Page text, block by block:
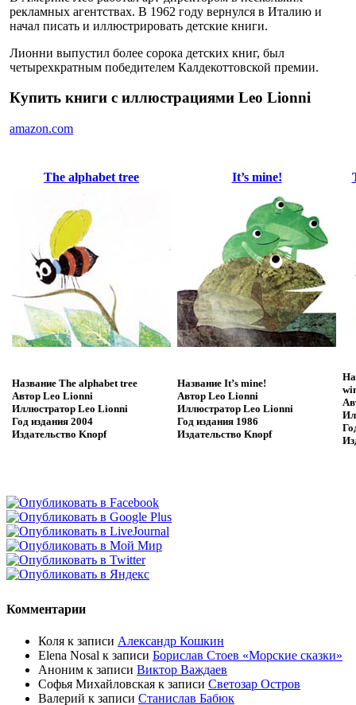
рекламных агентствах. В 1962 году вернулся в Италию и
начал писать и иллюстрировать детские книги.
Лионни выпустил более сорока детских книг, был
четырехкратным победителем Калдекоттовской премии.
Купить книги с иллюстрациями Leo Lionni
amazon.com
The alphabet tree It’s mine!
Название The alphabet tree
Автор Leo Lionni
Иллюстратор Leo Lionni
Год издания 2004
Издательство Knopf
Название It’s mine!
Автор Leo Lionni
Иллюстратор Leo Lionni
Год издания 1986
Издательство Knopf
Комментарии
Коля к записи Александр Кошкин
Elena Nosal к записи Борислав Стоев «Морские сказки»
Аноним к записи Виктор Важдаев
Софья Михайловская к записи Светозар Остров
Валерий к записи Станислав Бабюк